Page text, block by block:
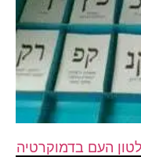
העם בדמוקרטיה